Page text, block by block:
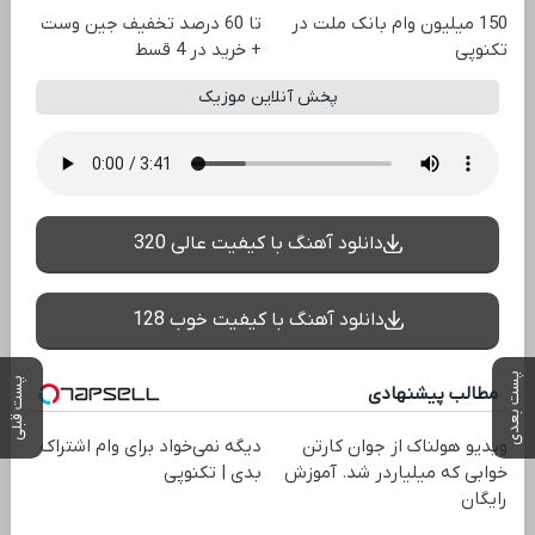
پست بعدی پست قبلی
150 میلیون وام بانک ملت در
تکنوپی
تا 60 درصد تخفیف جین وست
+ خرید در 4 قسط
پخش آنلاین موزیک
دانلود آهنگ با کیفیت عالی 320
دانلود آهنگ با کیفیت خوب 128
مطالب پیشنهادی
ویدیو هولناک از جوان کارتن
خوابی که میلیاردر شد. آموزش
رایگان
دیگه نمی‌خواد برای وام اشتراک
بدی | تکنوپی